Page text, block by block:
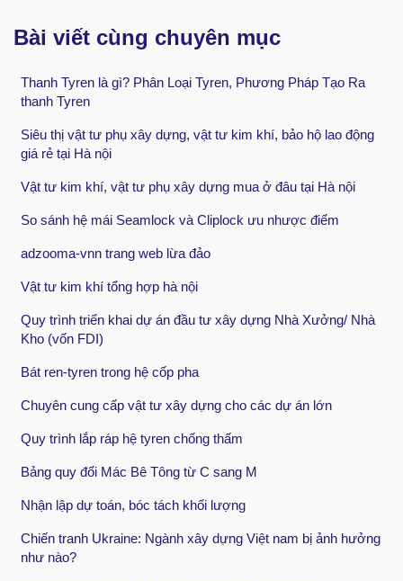
Bài viết cùng chuyên mục
Thanh Tyren là gì? Phân Loại Tyren, Phương Pháp Tạo Ra
thanh Tyren
Siêu thị vật tư phụ xây dựng, vật tư kim khí, bảo hộ lao động
giá rẻ tại Hà nội
Vật tư kim khí, vật tư phụ xây dựng mua ở đâu tại Hà nội
So sánh hệ mái Seamlock và Cliplock ưu nhược điểm
adzooma-vnn trang web lừa đảo
Vật tư kim khí tổng hợp hà nội
Quy trình triển khai dự án đầu tư xây dựng Nhà Xưởng/ Nhà
Kho (vốn FDI)
Bát ren-tyren trong hệ cốp pha
Chuyên cung cấp vật tư xây dựng cho các dự án lớn
Quy trình lắp ráp hệ tyren chống thấm
Bảng quy đổi Mác Bê Tông từ C sang M
Nhận lập dự toán, bóc tách khối lượng
Chiến tranh Ukraine: Ngành xây dựng Việt nam bị ảnh hưởng
như nào?